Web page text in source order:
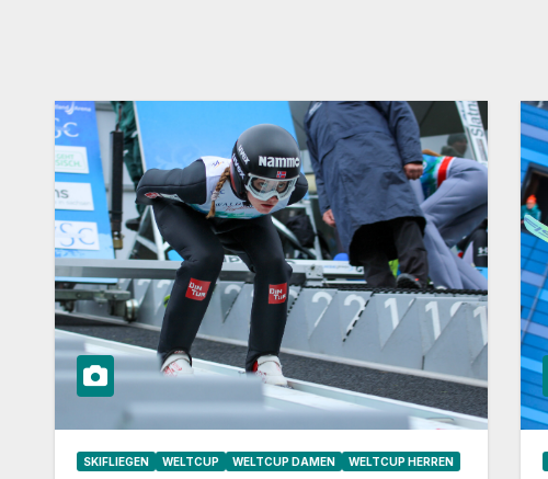
SKIFLIEGEN WELTCUP WELTCUP DAMEN WELTCUP HERREN